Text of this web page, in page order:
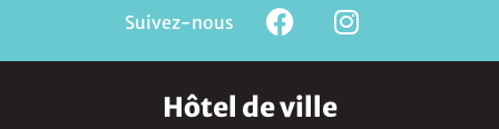
Suivez-nous
Hôtel de ville